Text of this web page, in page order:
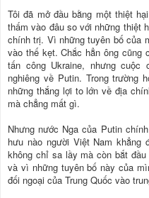
Tôi đã mở đầu bằng một thiệt
thấm vào đâu so với những thiệt
chính trị. Vì những tuyên bố của
vào thế kẹt. Chắc hẳn ông cũng
tấn công Ukraine, nhưng cuộc
nghiêng về Putin. Trong trường
những thắng lợi to lớn về địa
mà chẳng mất gì.
Nhưng nước Nga của Putin
hưu nào người Việt Nam khẳng
không chỉ sa lầy mà còn bắt
và vì những tuyên bố này của
đối ngoại của Trung Quốc vào